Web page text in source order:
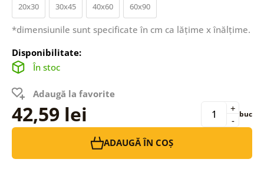
20x30 30x45 40x60 60x90
*dimensiunile sunt specificate în cm ca lățime x înălțime.
Disponibilitate:
În stoc
Adaugă la favorite
42,59 lei -
+ buc
ADAUGĂ ÎN COȘ